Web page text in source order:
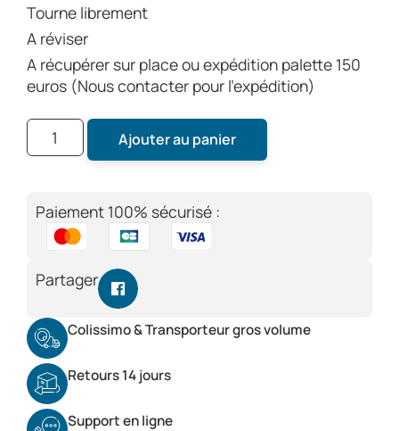
Tourne librement
A réviser
A récupérer sur place ou expédition palette 150
euros (Nous contacter pour l’expédition)
Ajouter au panier
Paiement 100% sécurisé :
Partager
Colissimo & Transporteur gros volume
Retours 14 jours
Support en ligne